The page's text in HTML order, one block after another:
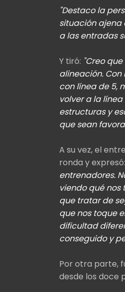
"Destaco la
situación ajena
a las entradas
Y tiró: "Creo
alineación.
con línea de 5,
volver a la
estructuras y
que sean
A su vez, el
ronda y expresó:
entrenadores.
viendo qué nos
que tratar de
que nos toque
dificultad
conseguido y
Por otra parte,
desde los doce